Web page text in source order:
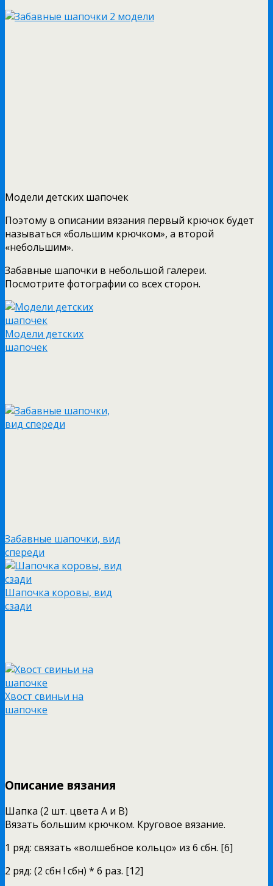
Модели детских шапочек
Поэтому в описании вязания первый крючок будет
называться «большим крючком», а второй
«небольшим».
Забавные шапочки в небольшой галереи.
Посмотрите фотографии со всех сторон.
Модели детских
шапочек
Забавные шапочки, вид
спереди
Шапочка коровы, вид
сзади
Хвост свиньи на
шапочке
Описание вязания
Шапка (2 шт. цвета А и В)
Вязать большим крючком. Круговое вязание.
1 ряд: связать «волшебное кольцо» из 6 сбн. [6]
2 ряд: (2 сбн ! сбн) * 6 раз. [12]